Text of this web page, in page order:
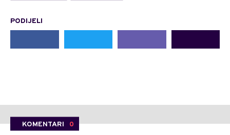
PODIJELI
KOMENTARI 0